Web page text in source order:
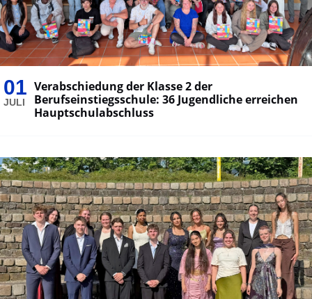
01
JULI
Verabschiedung der Klasse 2 der
Berufseinstiegsschule: 36 Jugendliche erreichen
Hauptschulabschluss